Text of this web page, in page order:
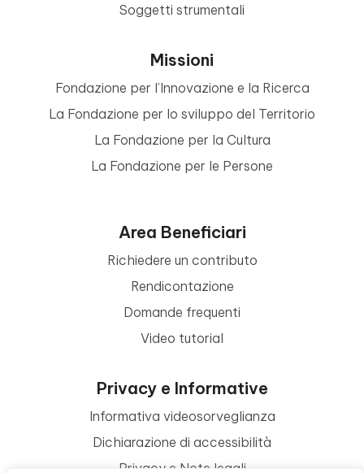
Soggetti strumentali
Missioni
Fondazione per l’Innovazione e la Ricerca
La Fondazione per lo sviluppo del Territorio
La Fondazione per la Cultura
La Fondazione per le Persone
Area Beneficiari
Richiedere un contributo
Rendicontazione
Domande frequenti
Video tutorial
Privacy e Informative
Informativa videosorveglianza
Dichiarazione di accessibilità
Privacy e Note legali